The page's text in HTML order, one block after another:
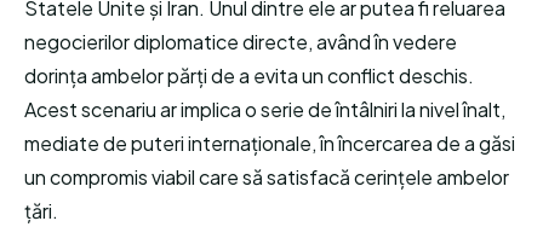
Statele Unite și Iran. Unul dintre ele ar putea fi reluarea
negocierilor diplomatice directe, având în vedere
dorința ambelor părți de a evita un conflict deschis.
Acest scenariu ar implica o serie de întâlniri la nivel înalt,
mediate de puteri internaționale, în încercarea de a găsi
un compromis viabil care să satisfacă cerințele ambelor
țări.